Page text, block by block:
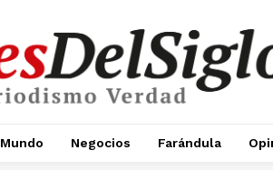
Mundo Negocios Farándula